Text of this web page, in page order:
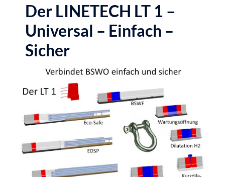
Der LINETECH LT 1 –
Universal – Einfach –
Sicher